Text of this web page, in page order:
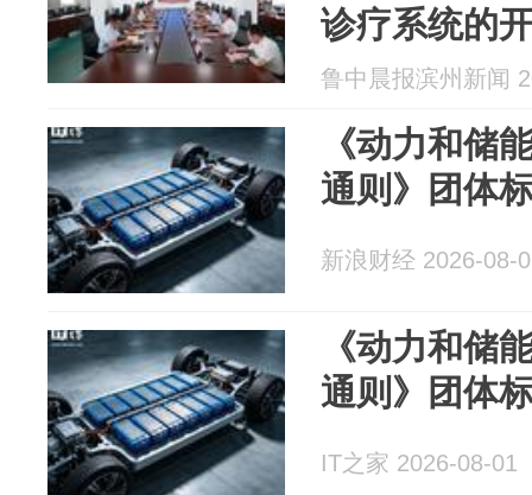
诊疗系统的
利召开
鲁中晨报滨州新闻
《动力和储
通则》团体
新浪财经 2026-08-
《动力和储
通则》团体
IT之家 2026-08-01